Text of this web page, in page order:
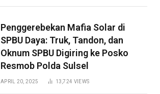
Penggerebekan Mafia Solar di
SPBU Daya: Truk, Tandon, dan
Oknum SPBU Digiring ke Posko
Resmob Polda Sulsel
APRIL 20, 2025 13,724 VIEWS